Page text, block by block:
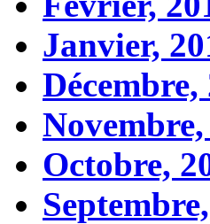
Janvier,
Décembre,
Octobre,